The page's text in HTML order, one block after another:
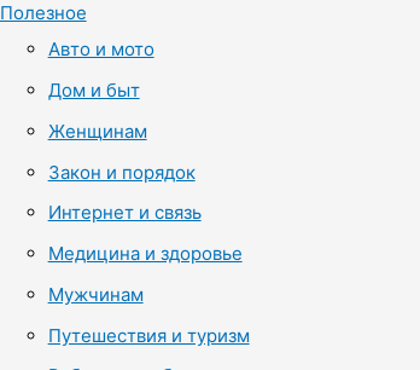
Полезное
Авто и мото
Дом и быт
Женщинам
Закон и порядок
Интернет и связь
Медицина и здоровье
Мужчинам
Путешествия и туризм